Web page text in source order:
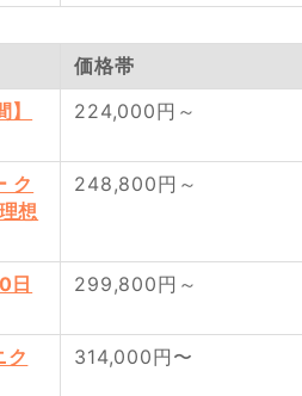
価格帯
224,000円～
ク
想
248,800円～
日
299,800円～
ク
314,000円〜